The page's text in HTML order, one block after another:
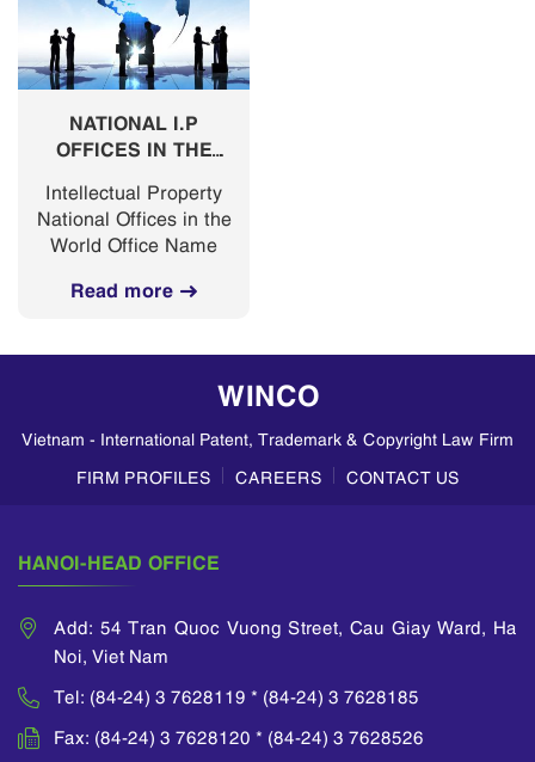
NATIONAL I.P
OFFICES IN THE
Intellectual Property
National Offices in the
World Office Name
Read more
WINCO
Vietnam - International Patent, Trademark & Copyright Law Firm
FIRM PROFILES
CAREERS CONTACT US
HANOI-HEAD OFFICE
Add: 54 Tran Quoc Vuong Street, Cau Giay Ward, Ha
Noi, Viet Nam
Tel: (84-24) 3 7628119 * (84-24) 3 7628185
Fax: (84-24) 3 7628120 * (84-24) 3 7628526